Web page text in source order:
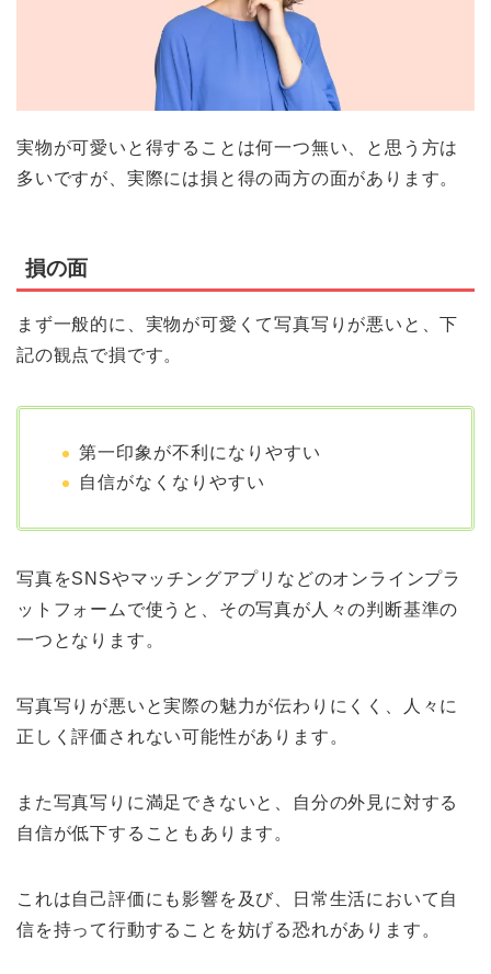
実物が可愛いと得することは何一つ無い、と思う方は
多いですが、実際には損と得の両方の面があります。
損の面
まず一般的に、実物が可愛くて写真写りが悪いと、下
記の観点で損です。
第一印象が不利になりやすい
自信がなくなりやすい
写真をSNSやマッチングアプリなどのオンラインプラ
ットフォームで使うと、その写真が人々の判断基準の
一つとなります。
写真写りが悪いと実際の魅力が伝わりにくく、人々に
正しく評価されない可能性があります。
また写真写りに満足できないと、自分の外見に対する
自信が低下することもあります。
これは自己評価にも影響を及び、日常生活において自
信を持って行動することを妨げる恐れがあります。